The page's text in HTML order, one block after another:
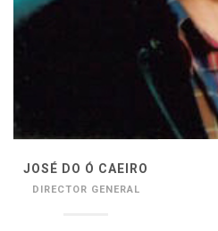
JOSÉ DO Ó CAEIRO
DIRECTOR GENERAL